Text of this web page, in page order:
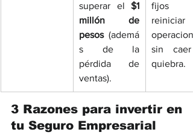
superar el $1
millón de
pesos (ademá
s de la
pérdida de
ventas).
fijos
reiniciar
sin caer
quiebra.
3 Razones para invertir en
tu Seguro Empresarial